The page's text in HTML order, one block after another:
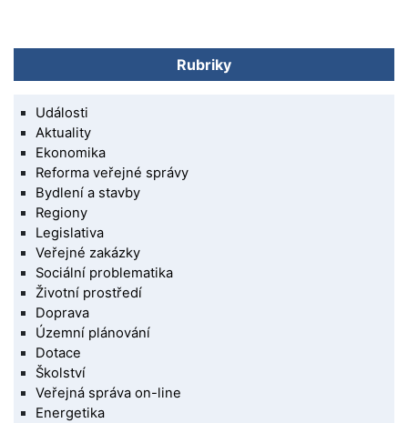
Rubriky
Události
Aktuality
Ekonomika
Reforma veřejné správy
Bydlení a stavby
Regiony
Legislativa
Veřejné zakázky
Sociální problematika
Životní prostředí
Doprava
Územní plánování
Dotace
Školství
Veřejná správa on-line
Energetika